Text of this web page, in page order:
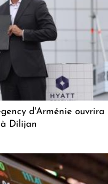
d'Arménie ouvrira
Dilijan